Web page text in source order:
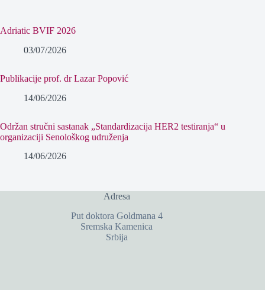
Adriatic BVIF 2026
03/07/2026
Publikacije prof. dr Lazar Popović
14/06/2026
Održan stručni sastanak „Standardizacija HER2 testiranja“ u
organizaciji Senološkog udruženja
14/06/2026
Adresa
Put doktora Goldmana 4
Sremska Kamenica
Srbija